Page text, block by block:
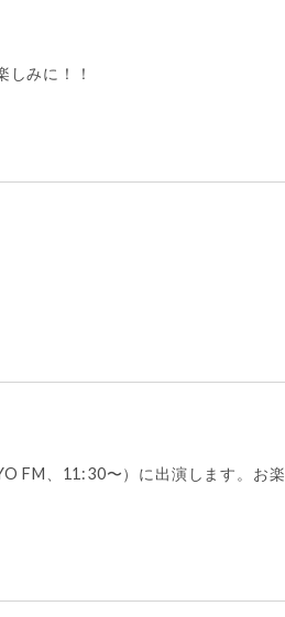
みに！！
FM、11:30〜）に出演します。お楽